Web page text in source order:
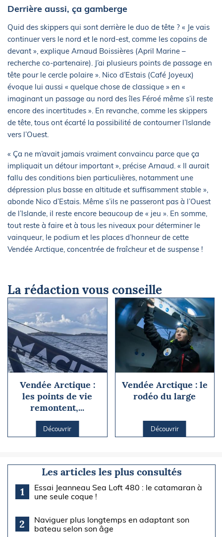
Derrière aussi, ça gamberge
Quid des skippers qui sont derrière le duo de tête ? « Je vais
continuer vers le nord et le nord-est, comme les copains de
devant », explique Arnaud Boissières (April Marine –
recherche co-partenaire). J’ai plusieurs points de passage en
tête pour le cercle polaire ». Nico d’Estais (Café Joyeux)
évoque lui aussi « quelque chose de classique » en «
imaginant un passage au nord des îles Féroé même s’il reste
encore des incertitudes ». En revanche, comme les skippers
de tête, tous ont écarté la possibilité de contourner l’Islande
vers l’Ouest.
« Ça ne m’avait jamais vraiment convaincu parce que ça
impliquait un détour important », précise Arnaud. « Il aurait
fallu des conditions bien particulières, notamment une
dépression plus basse en altitude et suffisamment stable »,
abonde Nico d’Estais. Même s’ils ne passeront pas à l’Ouest
de l’Islande, il reste encore beaucoup de « jeu ». En somme,
tout reste à faire et à tous les niveaux pour déterminer le
vainqueur, le podium et les places d’honneur de cette
Vendée Arctique, concentrée de fraîcheur et de suspense !
La rédaction vous conseille
Vendée Arctique :
les points de vie
remontent,...
Découvrir
Vendée Arctique : le
rodéo du large
Découvrir
Les articles les plus consultés
1
Essai Jeanneau Sea Loft 480 : le catamaran à
une seule coque !
2
Naviguer plus longtemps en adaptant son
bateau selon son âge